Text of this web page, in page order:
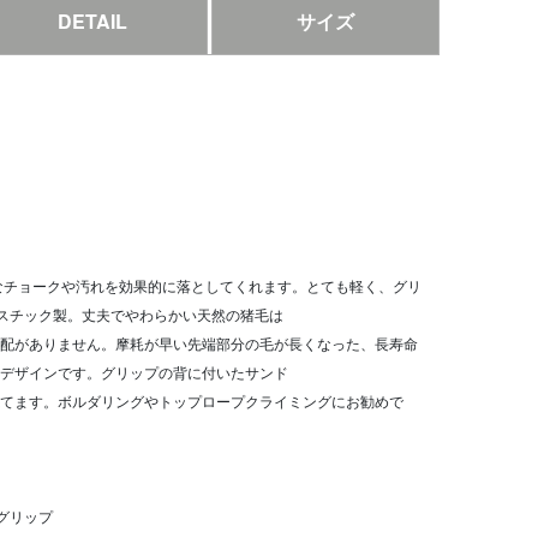
DETAIL サイズ
ョークや汚れを効果的に落としてくれます。とても軽く、グリ
チック製。丈夫でやわらかい天然の猪毛は
がありません。摩耗が早い先端部分の毛が長くなった、長寿命
ザインです。グリップの背に付いたサンド
ます。ボルダリングやトップロープクライミングにお勧めで
リップ